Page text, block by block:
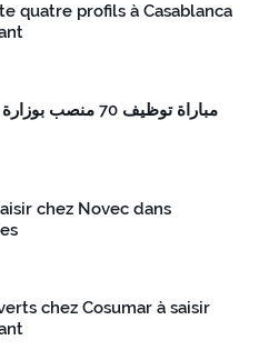
quatre profils à Casablanca
مباراة توظيف 70
chez Novec dans
chez Cosumar à saisir